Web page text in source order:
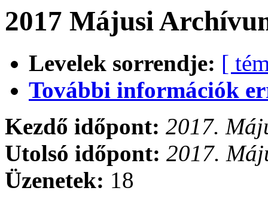
2017 Májusi
Levelek sorrendje: [
További információk
Kezdő időpont: 2017.
Utolsó időpont: 2017.
Üzenetek: 18